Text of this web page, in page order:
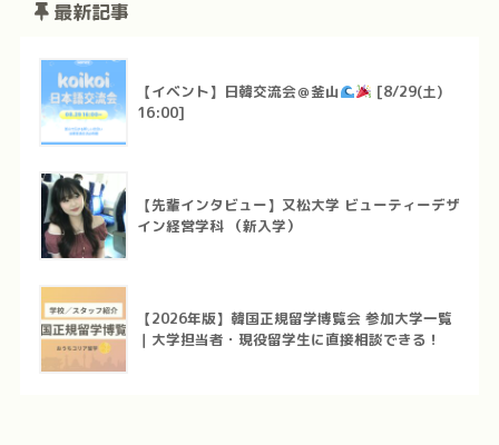
最新記事
【イベント】日韓交流会＠釜山
[8/29(土)
16:00]
【先輩インタビュー】又松大学 ビューティーデザ
イン経営学科 （新入学）
【2026年版】韓国正規留学博覧会 参加大学一覧
｜大学担当者・現役留学生に直接相談できる！